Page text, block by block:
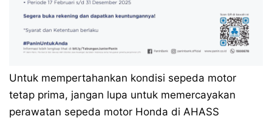
Untuk mempertahankan kondisi sepeda motor
tetap prima, jangan lupa untuk memercayakan
perawatan sepeda motor Honda di AHASS